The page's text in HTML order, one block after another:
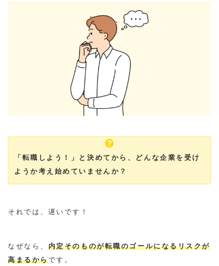
「転職しよう！」と決めてから、どんな企業を受け
ようか考え始めていませんか？
それでは、遅いです！
なぜなら、 内定そのものが転職のゴールになるリスクが
高まるからです。